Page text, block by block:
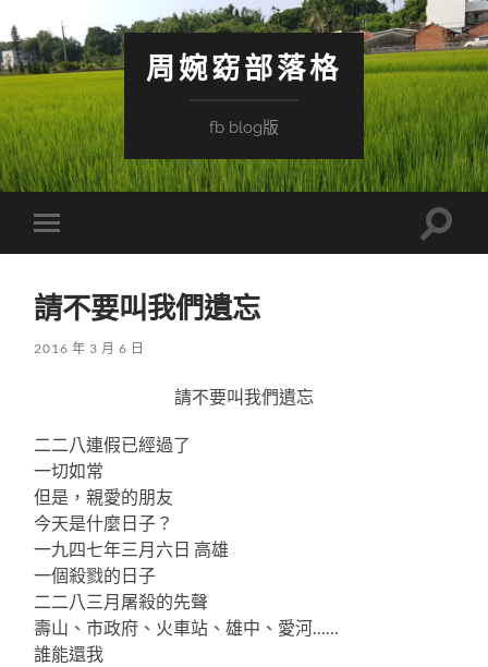
周婉窈部落格
fb blog版
Toggle
mobile
Toggle
請不要叫我們遺忘
2016 年 3 月 6 日
請不要叫我們遺忘
二二八連假已經過了
一切如常
但是，親愛的朋友
今天是什麼日子？
一九四七年三月六日 高雄
一個殺戮的日子
二二八三月屠殺的先聲
壽山、市政府、火車站、雄中、愛河……
誰能還我